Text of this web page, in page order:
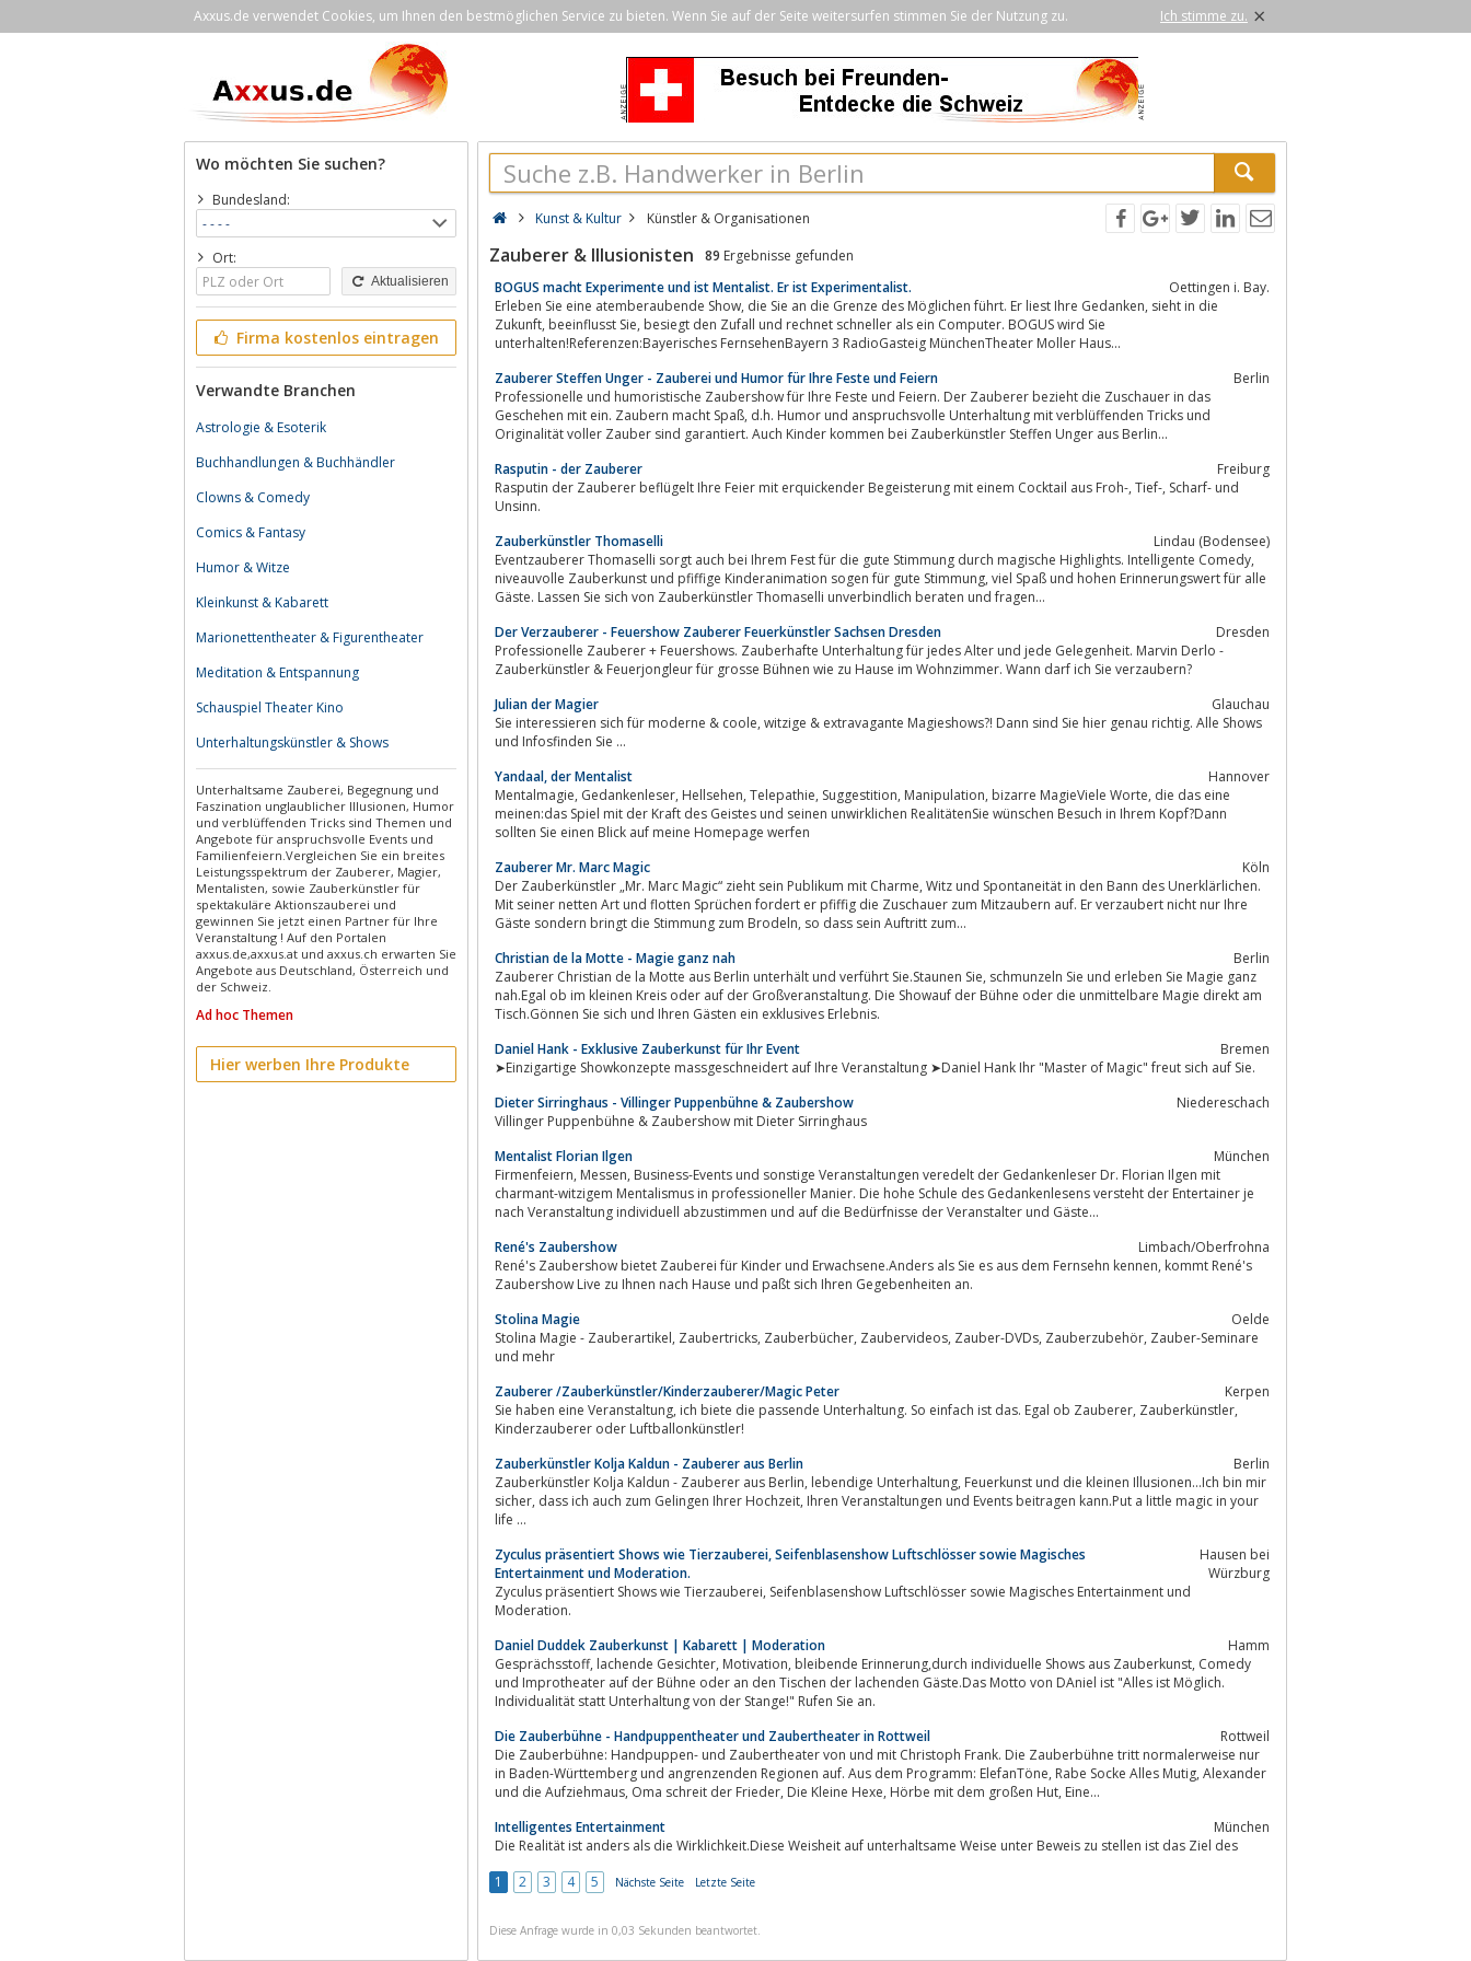
Axxus.de verwendet Cookies, um Ihnen den bestmöglichen Service zu bieten. Wenn Sie auf der Seite weitersurfen stimmen Sie der Nutzung zu. Ich stimme zu. ×
Wo möchten Sie suchen?
Bundesland:
Ort:
Aktualisieren
Firma kostenlos eintragen
Verwandte Branchen
Astrologie & Esoterik
Buchhandlungen & Buchhändler
Clowns & Comedy
Comics & Fantasy
Humor & Witze
Kleinkunst & Kabarett
Marionettentheater & Figurentheater
Meditation & Entspannung
Schauspiel Theater Kino
Unterhaltungskünstler & Shows
Unterhaltsame Zauberei, Begegnung und
Faszination unglaublicher Illusionen, Humor
und verblüffenden Tricks sind Themen und
Angebote für anspruchsvolle Events und
Familienfeiern.Vergleichen Sie ein breites
Leistungsspektrum der Zauberer, Magier,
Mentalisten, sowie Zauberkünstler für
spektakuläre Aktionszauberei und
gewinnen Sie jetzt einen Partner für Ihre
Veranstaltung ! Auf den Portalen
axxus.de,axxus.at und axxus.ch erwarten Sie
Angebote aus Deutschland, Österreich und
der Schweiz.
Ad hoc Themen
Hier werben Ihre Produkte
Kunst & Kultur Künstler & Organisationen
Zauberer & Illusionisten 89 Ergebnisse gefunden
BOGUS macht Experimente und ist Mentalist. Er ist Experimentalist.
Oettingen i. Bay.
Erleben Sie eine atemberaubende Show, die Sie an die Grenze des Möglichen führt. Er liest Ihre Gedanken, sieht in die
Zukunft, beeinflusst Sie, besiegt den Zufall und rechnet schneller als ein Computer. BOGUS wird Sie
unterhalten!Referenzen:Bayerisches FernsehenBayern 3 RadioGasteig MünchenTheater Moller Haus...
Zauberer Steffen Unger - Zauberei und Humor für Ihre Feste und Feiern
Berlin
Professionelle und humoristische Zaubershow für Ihre Feste und Feiern. Der Zauberer bezieht die Zuschauer in das
Geschehen mit ein. Zaubern macht Spaß, d.h. Humor und anspruchsvolle Unterhaltung mit verblüffenden Tricks und
Originalität voller Zauber sind garantiert. Auch Kinder kommen bei Zauberkünstler Steffen Unger aus Berlin...
Rasputin - der Zauberer
Freiburg
Rasputin der Zauberer beflügelt Ihre Feier mit erquickender Begeisterung mit einem Cocktail aus Froh-, Tief-, Scharf- und
Unsinn.
Zauberkünstler Thomaselli
Lindau (Bodensee)
Eventzauberer Thomaselli sorgt auch bei Ihrem Fest für die gute Stimmung durch magische Highlights. Intelligente Comedy,
niveauvolle Zauberkunst und pfiffige Kinderanimation sogen für gute Stimmung, viel Spaß und hohen Erinnerungswert für alle
Gäste. Lassen Sie sich von Zauberkünstler Thomaselli unverbindlich beraten und fragen...
Der Verzauberer - Feuershow Zauberer Feuerkünstler Sachsen Dresden
Dresden
Professionelle Zauberer + Feuershows. Zauberhafte Unterhaltung für jedes Alter und jede Gelegenheit. Marvin Derlo -
Zauberkünstler & Feuerjongleur für grosse Bühnen wie zu Hause im Wohnzimmer. Wann darf ich Sie verzaubern?
Julian der Magier
Glauchau
Sie interessieren sich für moderne & coole, witzige & extravagante Magieshows?! Dann sind Sie hier genau richtig. Alle Shows
und Infosfinden Sie ...
Yandaal, der Mentalist
Hannover
Mentalmagie, Gedankenleser, Hellsehen, Telepathie, Suggestition, Manipulation, bizarre MagieViele Worte, die das eine
meinen:das Spiel mit der Kraft des Geistes und seinen unwirklichen RealitätenSie wünschen Besuch in Ihrem Kopf?Dann
sollten Sie einen Blick auf meine Homepage werfen
Zauberer Mr. Marc Magic
Köln
Der Zauberkünstler „Mr. Marc Magic“ zieht sein Publikum mit Charme, Witz und Spontaneität in den Bann des Unerklärlichen.
Mit seiner netten Art und flotten Sprüchen fordert er pfiffig die Zuschauer zum Mitzaubern auf. Er verzaubert nicht nur Ihre
Gäste sondern bringt die Stimmung zum Brodeln, so dass sein Auftritt zum...
Christian de la Motte - Magie ganz nah
Berlin
Zauberer Christian de la Motte aus Berlin unterhält und verführt Sie.Staunen Sie, schmunzeln Sie und erleben Sie Magie ganz
nah.Egal ob im kleinen Kreis oder auf der Großveranstaltung. Die Showauf der Bühne oder die unmittelbare Magie direkt am
Tisch.Gönnen Sie sich und Ihren Gästen ein exklusives Erlebnis.
Daniel Hank - Exklusive Zauberkunst für Ihr Event
Bremen
➤Einzigartige Showkonzepte massgeschneidert auf Ihre Veranstaltung ➤Daniel Hank Ihr "Master of Magic" freut sich auf Sie.
Dieter Sirringhaus - Villinger Puppenbühne & Zaubershow
Niedereschach
Villinger Puppenbühne & Zaubershow mit Dieter Sirringhaus
Mentalist Florian Ilgen
München
Firmenfeiern, Messen, Business-Events und sonstige Veranstaltungen veredelt der Gedankenleser Dr. Florian Ilgen mit
charmant-witzigem Mentalismus in professioneller Manier. Die hohe Schule des Gedankenlesens versteht der Entertainer je
nach Veranstaltung individuell abzustimmen und auf die Bedürfnisse der Veranstalter und Gäste...
René's Zaubershow
Limbach/Oberfrohna
René's Zaubershow bietet Zauberei für Kinder und Erwachsene.Anders als Sie es aus dem Fernsehn kennen, kommt René's
Zaubershow Live zu Ihnen nach Hause und paßt sich Ihren Gegebenheiten an.
Stolina Magie
Oelde
Stolina Magie - Zauberartikel, Zaubertricks, Zauberbücher, Zaubervideos, Zauber-DVDs, Zauberzubehör, Zauber-Seminare
und mehr
Zauberer /Zauberkünstler/Kinderzauberer/Magic Peter
Kerpen
Sie haben eine Veranstaltung, ich biete die passende Unterhaltung. So einfach ist das. Egal ob Zauberer, Zauberkünstler,
Kinderzauberer oder Luftballonkünstler!
Zauberkünstler Kolja Kaldun - Zauberer aus Berlin
Berlin
Zauberkünstler Kolja Kaldun - Zauberer aus Berlin, lebendige Unterhaltung, Feuerkunst und die kleinen Illusionen...Ich bin mir
sicher, dass ich auch zum Gelingen Ihrer Hochzeit, Ihren Veranstaltungen und Events beitragen kann.Put a little magic in your
life ...
Zyculus präsentiert Shows wie Tierzauberei, Seifenblasenshow Luftschlösser sowie Magisches
Entertainment und Moderation.
Hausen bei
Würzburg
Zyculus präsentiert Shows wie Tierzauberei, Seifenblasenshow Luftschlösser sowie Magisches Entertainment und
Moderation.
Daniel Duddek Zauberkunst | Kabarett | Moderation
Hamm
Gesprächsstoff, lachende Gesichter, Motivation, bleibende Erinnerung,durch individuelle Shows aus Zauberkunst, Comedy
und Improtheater auf der Bühne oder an den Tischen der lachenden Gäste.Das Motto von DAniel ist "Alles ist Möglich.
Individualität statt Unterhaltung von der Stange!" Rufen Sie an.
Die Zauberbühne - Handpuppentheater und Zaubertheater in Rottweil
Rottweil
Die Zauberbühne: Handpuppen- und Zaubertheater von und mit Christoph Frank. Die Zauberbühne tritt normalerweise nur
in Baden-Württemberg und angrenzenden Regionen auf. Aus dem Programm: ElefanTöne, Rabe Socke Alles Mutig, Alexander
und die Aufziehmaus, Oma schreit der Frieder, Die Kleine Hexe, Hörbe mit dem großen Hut, Eine...
Intelligentes Entertainment
München
Die Realität ist anders als die Wirklichkeit.Diese Weisheit auf unterhaltsame Weise unter Beweis zu stellen ist das Ziel des
1
2 3 4 5 Nächste Seite Letzte Seite
Diese Anfrage wurde in 0,03 Sekunden beantwortet.